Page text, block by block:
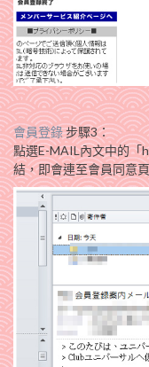
會員登錄步驟3：
點選E-MAIL內文中的「
結，即會連至會員同意頁